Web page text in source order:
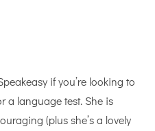
if you’re looking to
a language test. She is
(plus she’s a lovely